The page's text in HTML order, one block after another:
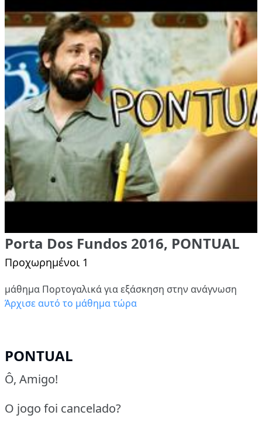
Porta Dos Fundos 2016, PONTUAL
Προχωρημένοι 1
μάθημα Πορτογαλικά για εξάσκηση στην ανάγνωση
Άρχισε αυτό το μάθημα τώρα
PONTUAL
Ô, Amigo!
O jogo foi cancelado?